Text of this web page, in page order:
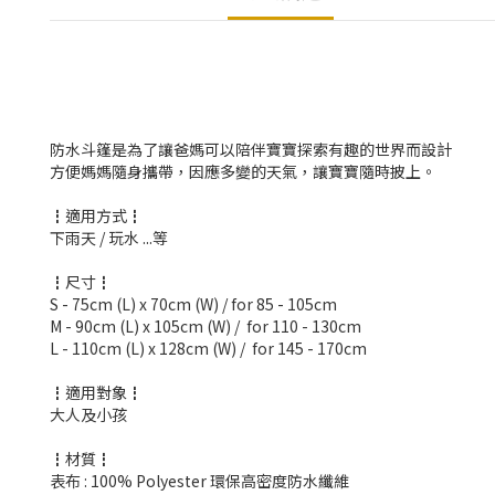
防水斗篷是為了讓爸媽可以陪伴寶寶探索有趣的世界而設計
方便媽媽隨身攜帶，因應多變的天氣，讓寶寶隨時披上。
┇適用方式┇
下雨天 / 玩水 ...等
┇尺寸┇
S - 75cm (L) x 70cm (W) / for 85 - 105cm
M - 90cm (L) x 105cm (W) / for 110 - 130cm
L - 110cm (L) x 128cm (W) / for 145 - 170cm
┇適用對象┇
大人及小孩
┇材質┇
表布 : 100% Polyester 環保高密度防水纖維